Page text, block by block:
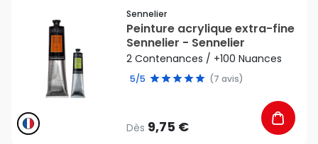
Sennelier
Peinture acrylique extra-fine
Sennelier - Sennelier
2 Contenances / +100 Nuances
5/5 (7 avis)
Dès 9,75 €